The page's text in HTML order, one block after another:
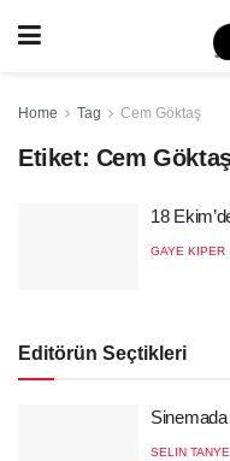
Home Tag Cem Göktaş
Etiket: Cem
18
GAYE KIPER
Editörün Seçtikleri
SELIN